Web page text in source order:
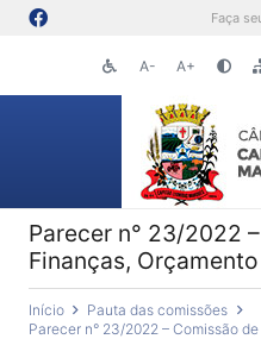
Faça
A- A+
Parecer n° 23/2022
Finanças,
Início
Pauta das comissões
Parecer n° 23/2022 – Comissão